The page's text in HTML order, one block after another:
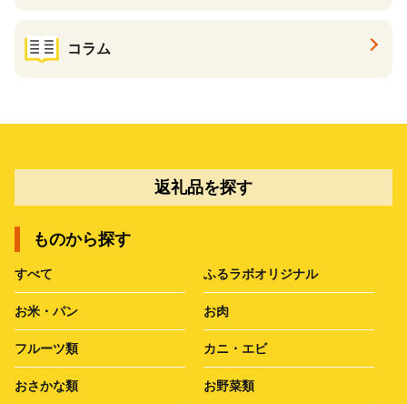
コラム
返礼品を探す
ものから探す
すべて ふるラボオリジナル
お米・パン お肉
フルーツ類 カニ・エビ
おさかな類 お野菜類